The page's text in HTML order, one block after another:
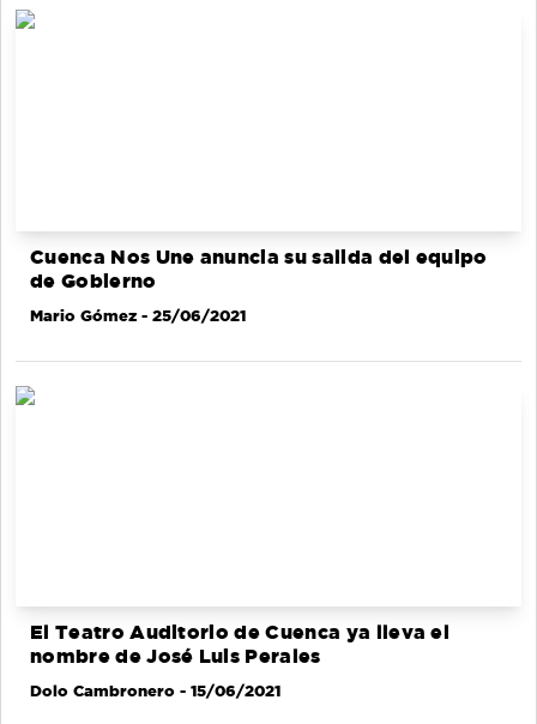
Cuenca Nos Une anuncia su salida del equipo
de Gobierno
Mario Gómez - 25/06/2021
El Teatro Auditorio de Cuenca ya lleva el
nombre de José Luis Perales
Dolo Cambronero - 15/06/2021